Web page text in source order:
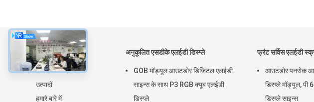
के बारे में
घर
उत्पादों
हमारे बारे में
अनुकूलित एसडीके एलईडी डिस्प्ले
GOB मॉड्यूल आउटडोर डिजिटल एलईडी
साइन्स के साथ P3 RGB क्यूब एलईडी
डिस्प्ले
फ्रंट सर्विस एलईडी
आउटडोर पनरोक
डिस्प्ले मॉड्यूल, पी
डिस्प्ले साइन्स